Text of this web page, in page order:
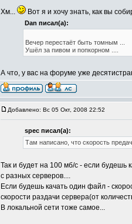
Хм... Вот я и хочу знать, как вы
Dan писал(а):
Вечер перестаёт быть томным ...
Ушёл за пивом и попкорном ....
А что, у вас на форуме уже
Добавлено: Вс 05 Окт, 2008 22:52
spec писал(а):
Там написано, что скорость
Так и будет на 100 мб/с - если будешь
с разных серверов....
Если будешь качать один файл -
скорости раздачи сервера(от
В локальной сети тоже самое...